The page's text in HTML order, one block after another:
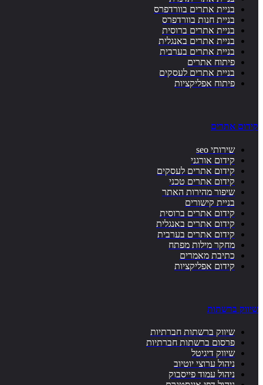
בניית אתרים בוורדפרס
בניית חנות בוורדפרס
בניית אתרים ברוסית
בניית אתרים באנגלית
בניית אתרים בערבית
פיתוח אתרים
בניית אתרים לעסקים
פיתוח אפליקציות
קידום אתרים
שירותי seo
קידום אורגני
קידום אתרים לעסקים
קידום אתרים טכני
שיפור מהירות האתר
בניית קישורים
קידום אתרים ברוסית
קידום אתרים באנגלית
קידום אתרים בערבית
מחקר מילות מפתח
כתיבת מאמרים
קידום אפליקציות
שיווק ברשתות
שיווק ברשתות חברתיות
פרסום ברשתות חברתיות
שיווק דיגיטל
ניהול ערוצי יוטיוב
ניהול עמוד פייסבוק